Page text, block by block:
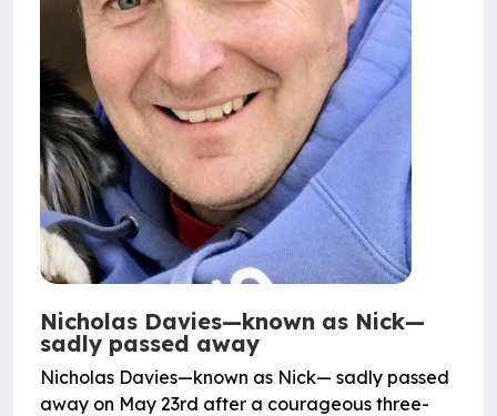
Nicholas Davies—known as Nick—
sadly passed away
Nicholas Davies—known as Nick— sadly passed
away on May 23rd after a courageous three-